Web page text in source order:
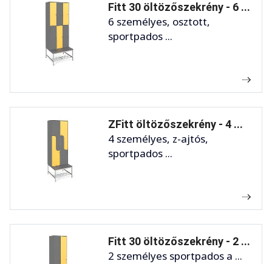
Fitt 30 öltözőszekrény - 6 ...
6 személyes, osztott,
sportpados ...
ZFitt öltözőszekrény - 4 ...
4 személyes, z-ajtós,
sportpados ...
Fitt 30 öltözőszekrény - 2 ...
2 személyes sportpados a ...